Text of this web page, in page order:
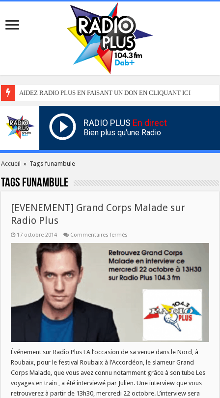
AIDEZ RADIO PLUS EN FAISANT UN DON EN CLIQUANT ICI
RADIO PLUS En direct
Bien plus qu'une Radio
Accueil » Tags funambule
Tags funambule
[EVENEMENT] Grand Corps Malade sur
Radio Plus
17 octobre 2014 Commentaires fermés
Corps
Malade
sur
Radio
Plus
Événement sur Radio Plus ! A l’occasion de sa venue dans le Nord, à
Roubaix, pour le festival Roubaix à l’Accordéon, le slameur Grand
Corps Malade, que vous avez connu notamment grâce à son tube Les
voyages en train , a été interviewé par Julien. Une interview que vous
retrouverez à partir de 13h30, mercredi 22 octobre. L’interview sera